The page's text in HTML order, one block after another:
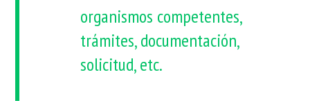
organismos competentes,
trámites, documentación,
solicitud, etc.